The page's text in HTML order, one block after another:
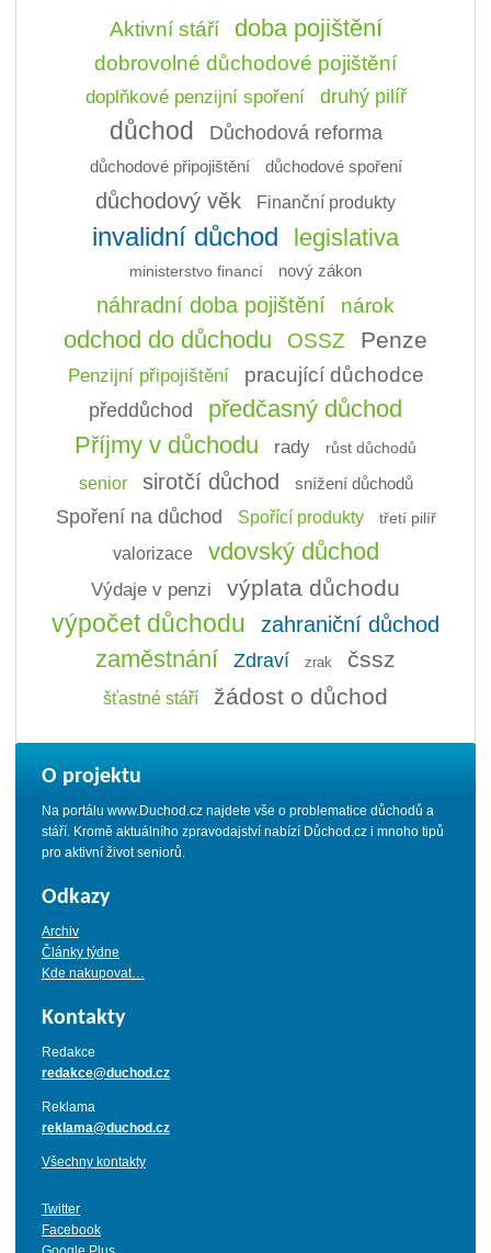
Aktivní stáří doba pojištění
dobrovolné důchodové pojištění
doplňkové penzijní spoření druhý pilíř
důchod Důchodová reforma
důchodové připojištění důchodové spoření
důchodový věk Finanční produkty
invalidní důchod legislativa
ministerstvo financí nový zákon
náhradní doba pojištění nárok
odchod do důchodu OSSZ Penze
Penzijní připojištění pracující důchodce
předdůchod předčasný důchod
Příjmy v důchodu rady růst důchodů
senior sirotčí důchod snížení důchodů
Spoření na důchod Spořící produkty třetí pilíř
valorizace vdovský důchod
Výdaje v penzi výplata důchodu
výpočet důchodu zahraniční důchod
zaměstnání Zdraví zrak čssz
šťastné stáří žádost o důchod
O projektu
Na portálu www.Duchod.cz najdete vše o problematice důchodů a
stáří. Kromě aktuálního zpravodajství nabízí Důchod.cz i mnoho tipů
pro aktivní život seniorů.
Odkazy
Archiv
Články týdne
Kde nakupovat…
Kontakty
Redakce
redakce@duchod.cz
Reklama
reklama@duchod.cz
Všechny kontakty
Twitter
Facebook